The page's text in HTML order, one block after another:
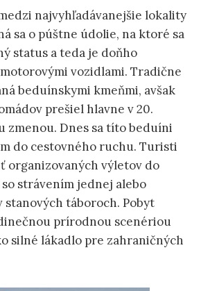
najvyhľadávanejšie lokality
sa o púštne údolie, na ktoré sa
status a teda je doňho
vozidlami. Tradične
beduínskymi kmeňmi, avšak
prešiel hlavne v 20.
zmenou. Dnes sa títo beduíni
do cestovného ruchu. Turisti
organizovaných výletov do
strávením jednej alebo
táboroch. Pobyt
prírodnou scenériou
silné lákadlo pre zahraničných